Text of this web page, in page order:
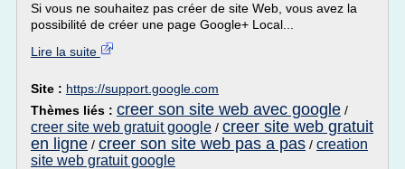
Si vous ne souhaitez pas créer de site Web, vous avez la
possibilité de créer une page Google+ Local...
Lire la suite
Site : https://support.google.com
Thèmes liés : creer son site web avec google /
creer site web gratuit google / creer site web gratuit
en ligne / creer son site web pas a pas / creation
site web gratuit google